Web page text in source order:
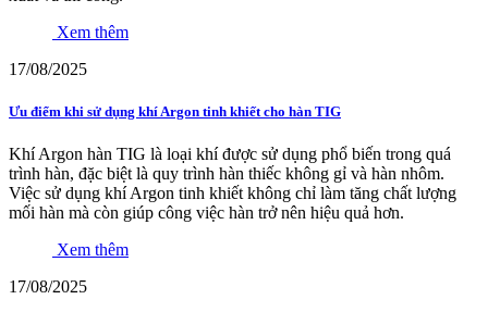
Xem thêm
17/08/2025
Ưu điểm khi sử dụng khí Argon tinh khiết cho hàn TIG
Khí Argon hàn TIG là loại khí được sử dụng phổ biến trong quá
trình hàn, đặc biệt là quy trình hàn thiếc không gỉ và hàn nhôm.
Việc sử dụng khí Argon tinh khiết không chỉ làm tăng chất lượng
mối hàn mà còn giúp công việc hàn trở nên hiệu quả hơn.
Xem thêm
17/08/2025